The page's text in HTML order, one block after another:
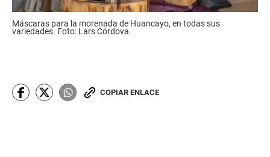
Máscaras para la morenada de Huancayo, en todas sus
variedades. Foto: Lars Córdova.
COPIAR ENLACE